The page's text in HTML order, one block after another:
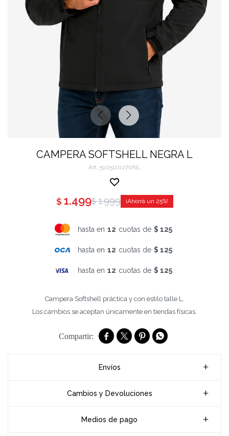
CAMPERA SOFTSHELL NEGRA L
5105110270NL
$ 1.499$ 1.999 25
hasta en 12 cuotas de $ 125
hasta en 12 cuotas de $ 125
hasta en 12 cuotas de $ 125
Campera Softshell práctica y con estilo talle L.
Los cambios se aceptan únicamente en tiendas físicas.
   
Envíos
Cambios y Devoluciones
Medios de pago